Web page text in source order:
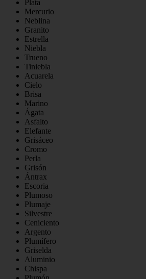
Plata
Mercurio
Neblina
Granito
Estrella
Niebla
Trueno
Tiniebla
Acuarela
Cielo
Brisa
Marino
Ágata
Asfalto
Elefante
Grisáceo
Cromo
Perla
Grisón
Ántrax
Escoria
Plumoso
Plumaje
Silvestre
Ceniciento
Argento
Plumífero
Griselda
Aluminio
Chispa